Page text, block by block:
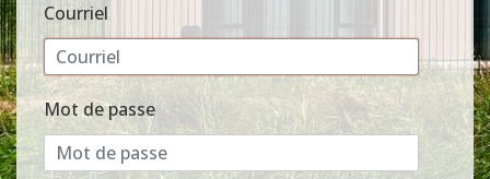
Courriel
Mot de passe